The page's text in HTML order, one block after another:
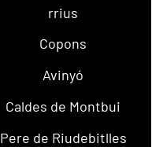
rrius
Copons
Avinyó
Caldes de Montbui
Pere de Riudebitlles